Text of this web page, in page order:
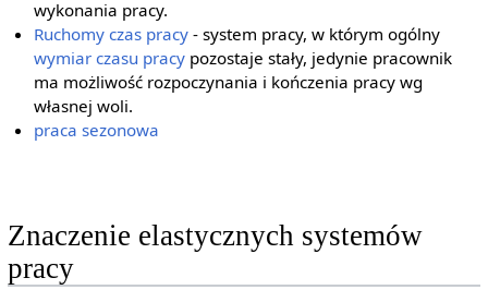
wykonania pracy.
Ruchomy czas pracy - system pracy, w którym ogólny
wymiar czasu pracy pozostaje stały, jedynie pracownik
ma możliwość rozpoczynania i kończenia pracy wg
własnej woli.
praca sezonowa
Znaczenie elastycznych systemów
pracy